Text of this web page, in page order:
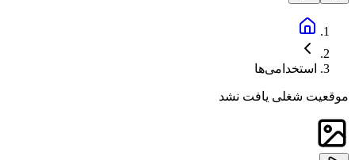
استخدامی‌ها
موقعیت شغلی یافت نشد